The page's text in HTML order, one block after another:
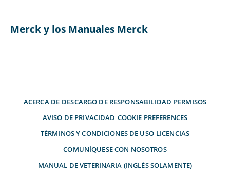
Merck y los Manuales Merck
ACERCA DE DESCARGO DE RESPONSABILIDAD PERMISOS
AVISO DE PRIVACIDAD COOKIE PREFERENCES
TÉRMINOS Y CONDICIONES DE USO LICENCIAS
COMUNÍQUESE CON NOSOTROS
MANUAL DE VETERINARIA (INGLÉS SOLAMENTE)